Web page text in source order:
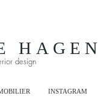
HAGEN
design
INSTAGRAM